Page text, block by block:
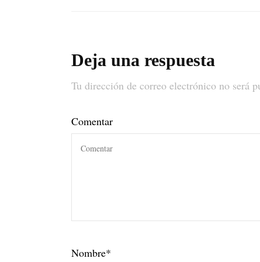
Deja una respuesta
Tu dirección de correo electrónico no será
Comentar
Nombre*